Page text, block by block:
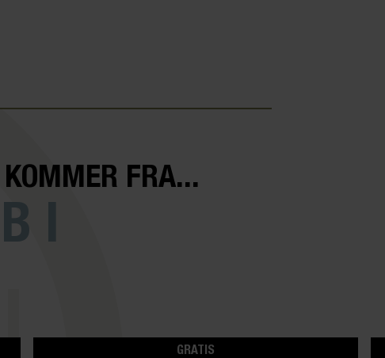
FRA...
I
GRATIS